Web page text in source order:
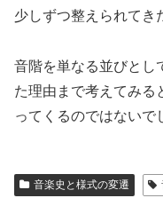
少しずつ整えられてき
音階を単なる並びとし
た理由まで考えてみる
ってくるのではないで
音楽史と様式の変遷